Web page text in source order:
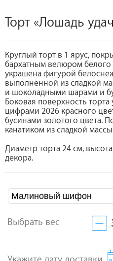
Торт «Лошадь
Круглый торт в 1 ярус,
бархатным велюром белого
украшена фигурой
выполненной из сладкой
и шоколадными шарами и
Боковая поверхность
цифрами 2026 красного
бусинами золотого цвета.
канатиком из сладкой
Диаметр торта 24 см,
декора.
Малиновый шифон
Выбрать вес